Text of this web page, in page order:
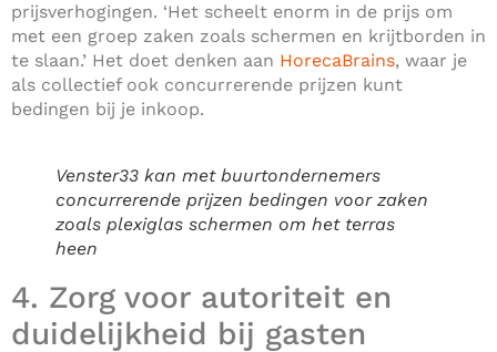
prijsverhogingen. ‘Het scheelt enorm in de prijs om
met een groep zaken zoals schermen en krijtborden in
te slaan.’ Het doet denken aan HorecaBrains, waar je
als collectief ook concurrerende prijzen kunt
bedingen bij je inkoop.
Venster33 kan met buurtondernemers
concurrerende prijzen bedingen voor zaken
zoals plexiglas schermen om het terras
heen
4. Zorg voor autoriteit en
duidelijkheid bij gasten